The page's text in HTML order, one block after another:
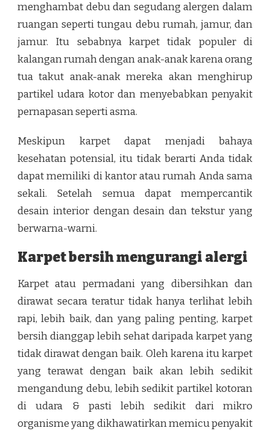
menghambat debu dan segudang alergen dalam
ruangan seperti tungau debu rumah, jamur, dan
jamur. Itu sebabnya karpet tidak populer di
kalangan rumah dengan anak-anak karena orang
tua takut anak-anak mereka akan menghirup
partikel udara kotor dan menyebabkan penyakit
pernapasan seperti asma.
Meskipun karpet dapat menjadi bahaya
kesehatan potensial, itu tidak berarti Anda tidak
dapat memiliki di kantor atau rumah Anda sama
sekali. Setelah semua dapat mempercantik
desain interior dengan desain dan tekstur yang
berwarna-warni.
Karpet bersih mengurangi alergi
Karpet atau permadani yang dibersihkan dan
dirawat secara teratur tidak hanya terlihat lebih
rapi, lebih baik, dan yang paling penting, karpet
bersih dianggap lebih sehat daripada karpet yang
tidak dirawat dengan baik. Oleh karena itu karpet
yang terawat dengan baik akan lebih sedikit
mengandung debu, lebih sedikit partikel kotoran
di udara & pasti lebih sedikit dari mikro
organisme yang dikhawatirkan memicu penyakit